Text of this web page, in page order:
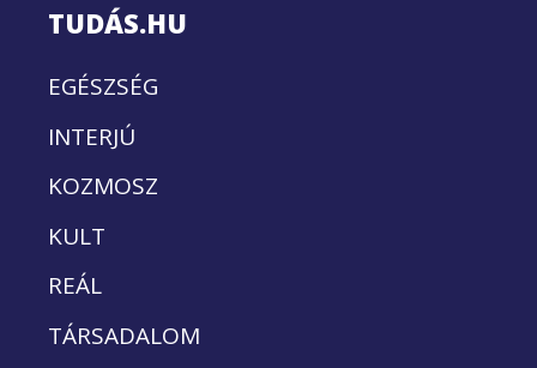
TUDÁS.HU
EGÉSZSÉG
INTERJÚ
KOZMOSZ
KULT
REÁL
TÁRSADALOM